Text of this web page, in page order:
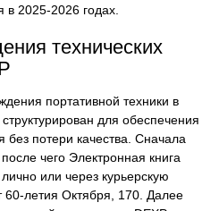
в 2025-2026 годах.
технических
портативной техники в
для обеспечения
без потери качества. Сначала
чего Электронная книга
или через курьерскую
60-летия Октября, 170. Далее